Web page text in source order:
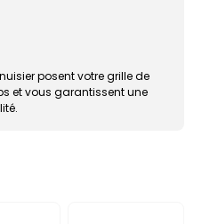
posent votre grille de
et vous garantissent une